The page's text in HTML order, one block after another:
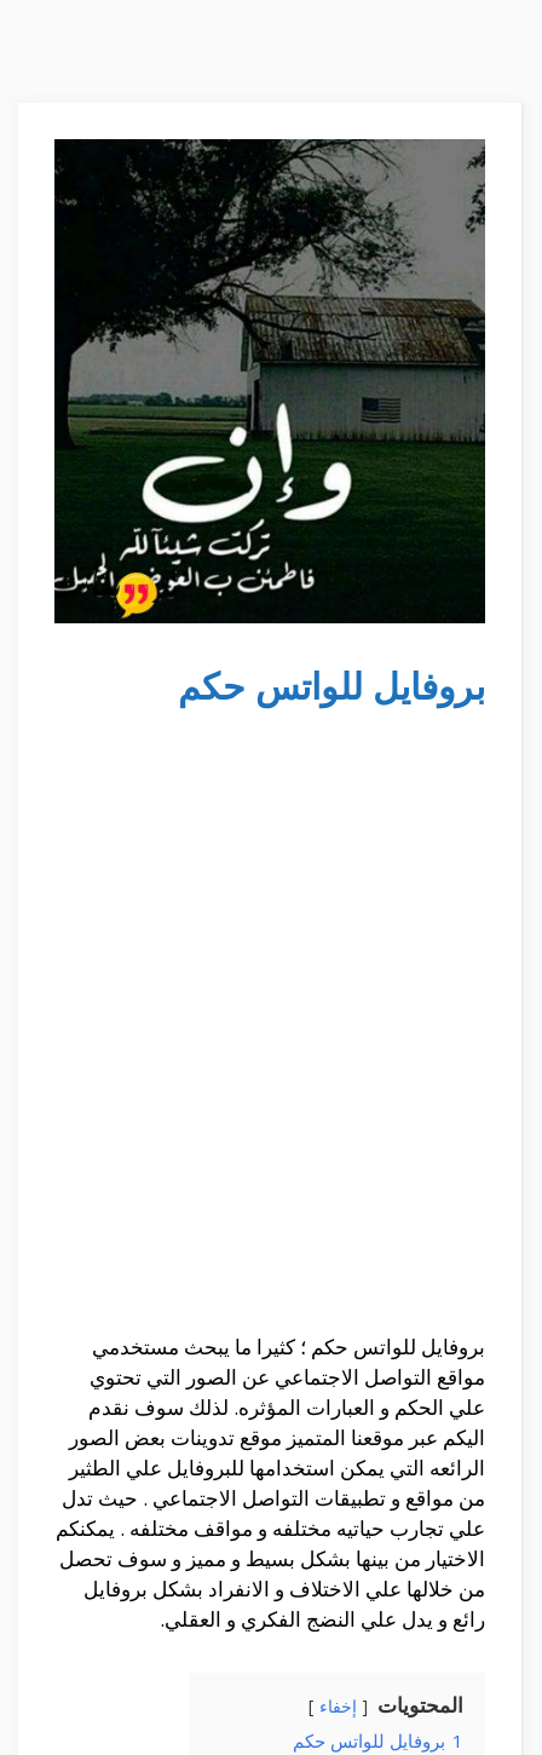
بروفايل للواتس حكم
بروفايل للواتس حكم ؛ كثيرا ما يبحث مستخدمي
مواقع التواصل الاجتماعي عن الصور التي تحتوي
علي الحكم و العبارات المؤثره. لذلك سوف نقدم
اليكم عبر موقعنا المتميز موقع تدوينات بعض الصور
الرائعه التي يمكن استخدامها للبروفايل علي الطثير
من مواقع و تطبيقات التواصل الاجتماعي . حيث تدل
علي تجارب حياتيه مختلفه و مواقف مختلفه . يمكنكم
الاختيار من بينها بشكل بسيط و مميز و سوف تحصل
من خلالها علي الاختلاف و الانفراد بشكل بروفايل
رائع و يدل علي النضج الفكري و العقلي.
المحتويات إخفاء
1 بروفايل للواتس حكم